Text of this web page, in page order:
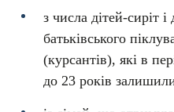
з числа дітей-сиріт
батьківського
(курсантів), які в
до 23 років